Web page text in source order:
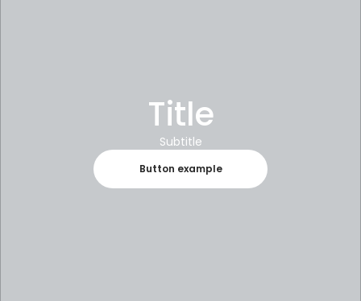
Title
Subtitle
Button example